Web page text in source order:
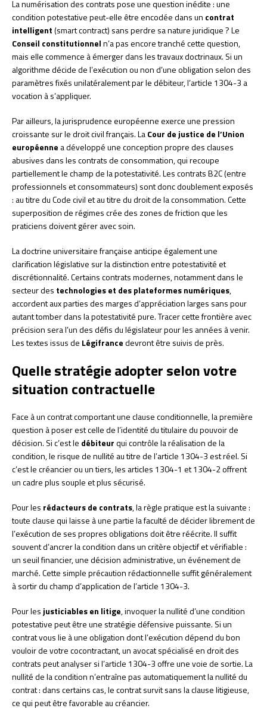
La numérisation des contrats pose une question inédite : une
condition potestative peut-elle être encodée dans un contrat
intelligent(smart contract) sans perdre sa nature juridique ? Le
Conseil constitutionneln’a pas encore tranché cette question,
mais elle commence à émerger dans les travaux doctrinaux. Si un
algorithme décide de l’exécution ou non d’une obligation selon des
paramètres fixés unilatéralement par le débiteur, l’article 1304-3 a
vocation à s’appliquer.
Par ailleurs, la jurisprudence européenne exerce une pression
croissante sur le droit civil français. LaCour de justice de l’Union
européenne a développé une conception propre des clauses
abusives dans les contrats de consommation, qui recoupe
partiellement le champ de la potestativité. Les contrats B2C (entre
professionnels et consommateurs) sont donc doublement exposés
: au titre du Code civil et au titre du droit de la consommation. Cette
superposition de régimes crée des zones de friction que les
praticiens doivent gérer avec soin.
La doctrine universitaire française anticipe également une
clarification législative sur la distinction entre potestativité et
discrétionnalité. Certains contrats modernes, notamment dans le
secteur des technologies et des plateformes numériques,
accordent aux parties des marges d’appréciation larges sans pour
autant tomber dans la potestativité pure. Tracer cette frontière avec
précision sera l’un des défis du législateur pour les années à venir.
Les textes issus de Légifrancedevront être suivis de près.
Quelle stratégie adopter selon votre
situation contractuelle
Face à un contrat comportant une clause conditionnelle, la première
question à poser est celle de l’identité du titulaire du pouvoir de
décision. Si c’est le débiteurqui contrôle la réalisation de la
condition, le risque de nullité au titre de l’article 1304-3 est réel. Si
c’est le créancier ou un tiers, les articles 1304-1 et 1304-2 offrent
un cadre plus souple et plus sécurisé.
Pour les rédacteurs de contrats, la règle pratique est la suivante :
toute clause qui laisse à une partie la faculté de décider librement de
l’exécution de ses propres obligations doit être réécrite. Il suffit
souvent d’ancrer la condition dans un critère objectif et vérifiable :
un seuil financier, une décision administrative, un événement de
marché. Cette simple précaution rédactionnelle suffit généralement
à sortir du champ d’application de l’article 1304-3.
Pour les justiciables en litige, invoquer la nullité d’une condition
potestative peut être une stratégie défensive puissante. Si un
contrat vous lie à une obligation dont l’exécution dépend du bon
vouloir de votre cocontractant, un avocat spécialisé en droit des
contrats peut analyser si l’article 1304-3 offre une voie de sortie. La
nullité de la condition n’entraîne pas automatiquement la nullité du
contrat : dans certains cas, le contrat survit sans la clause litigieuse,
ce qui peut être favorable au créancier.